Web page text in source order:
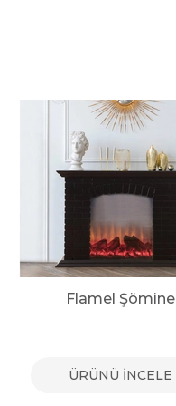
Flamel Şömine
ÜRÜNÜ İNCELE